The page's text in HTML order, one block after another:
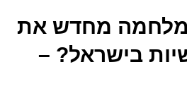
מחדש את
בישראל? –